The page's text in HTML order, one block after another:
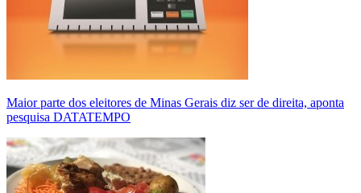
Maior parte dos eleitores de Minas Gerais diz ser de direita, aponta
pesquisa DATATEMPO